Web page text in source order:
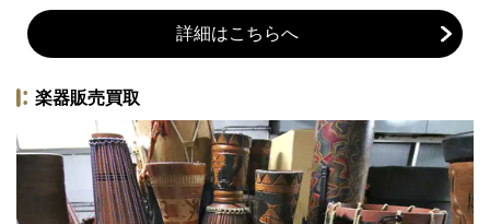
詳細はこちらへ
楽器販売買取